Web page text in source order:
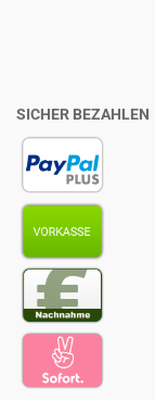
SICHER BEZAHLEN